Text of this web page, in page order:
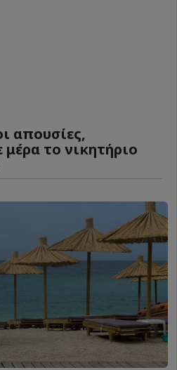
απουσίες,
μέρα το νικητήριο